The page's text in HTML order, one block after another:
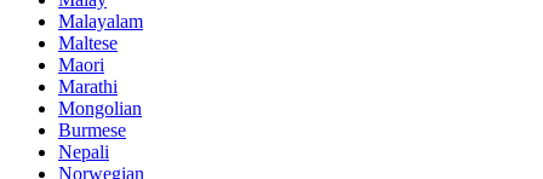
Malayalam
Maltese
Maori
Marathi
Mongolian
Burmese
Nepali
Norwegian